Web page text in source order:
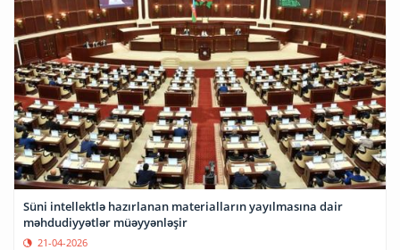
Süni intellektlə hazırlanan materialların yayılmasına dair
məhdudiyyətlər müəyyənləşir
21-04-2026